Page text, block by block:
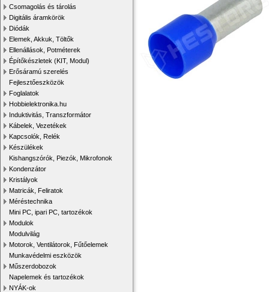
Csomagolás és tárolás
Digitális áramkörök
Diódák
Elemek, Akkuk, Töltők
Ellenállások, Potméterek
Építőkészletek (KIT, Modul)
Erősáramú szerelés
Fejlesztőeszközök
Foglalatok
Hobbielektronika.hu
Induktivitás, Transzformátor
Kábelek, Vezetékek
Kapcsolók, Relék
Készülékek
Kishangszórók, Piezók, Mikrofonok
Kondenzátor
Kristályok
Matricák, Feliratok
Méréstechnika
Mini PC, ipari PC, tartozékok
Modulok
Modulvilág
Motorok, Ventilátorok, Fűtőelemek
Munkavédelmi eszközök
Műszerdobozok
Napelemek és tartozékok
NYÁK-ok